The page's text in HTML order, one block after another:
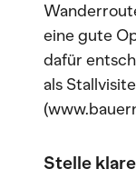
eine gute
dafür
als
Stelle